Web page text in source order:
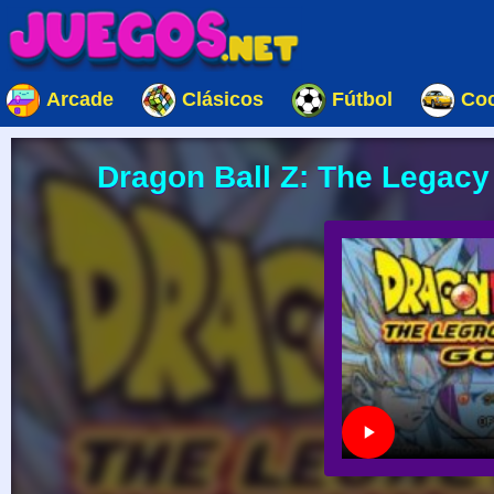
Arcade Clásicos Fútbol
Dragon Ball Z: The